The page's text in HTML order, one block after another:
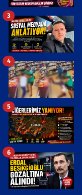
3
4
5
6